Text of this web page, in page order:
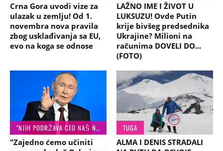
Crna Gora uvodi vize za
ulazak u zemlju! Od 1.
novembra nova pravila
zbog usklađivanja sa EU,
evo na koga se odnose
LAŽNO IME I ŽIVOT U
LUKSUZU! Ovde Putin
krije bivšeg predsednika
Ukrajine? Milioni na
računima DOVELI DO...
(FOTO)
"NJIH PODRŽAVA CEO NAŠ NAROD..."
"Zajedno ćemo učiniti
TUGA
ALMA I DENIS STRADALI